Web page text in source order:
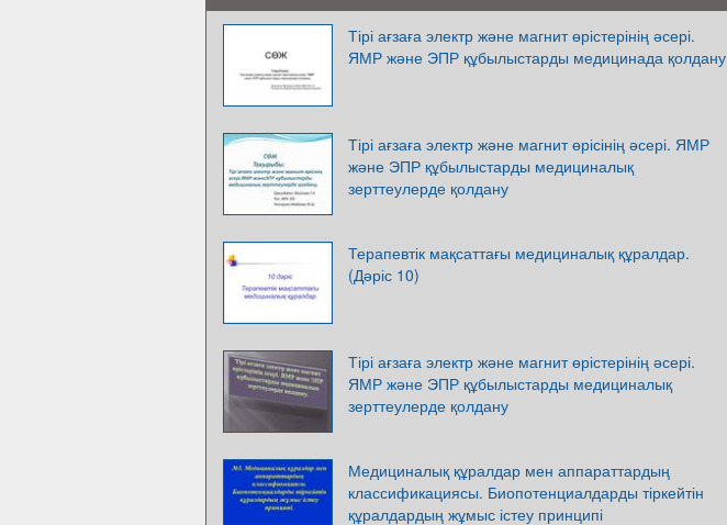
Тірі ағзаға электр және магнит өрістерінің әсері.
ЯМР және ЭПР құбылыстарды медицинада қолдану
Тірі ағзаға электр және магнит өрісінің әсері. ЯМР
және ЭПР құбылыстарды медициналық
зерттеулерде қолдану
Терапевтік мақсаттағы медициналық құралдар.
(Дәріс 10)
Тірі ағзаға электр және магнит өрістерінің әсері.
ЯМР және ЭПР құбылыстарды медициналық
зерттеулерде қолдану
Медициналық құралдар мен аппараттардың
классификациясы. Биопотенциалдарды тіркейтін
құралдардың жұмыс істеу принципі